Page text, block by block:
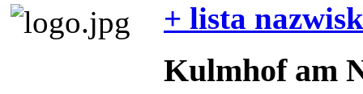
+ lista nazwisk
Kulmhof am